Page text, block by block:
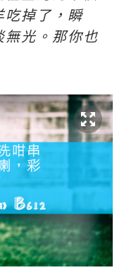
吃掉了，瞬
光。那你也